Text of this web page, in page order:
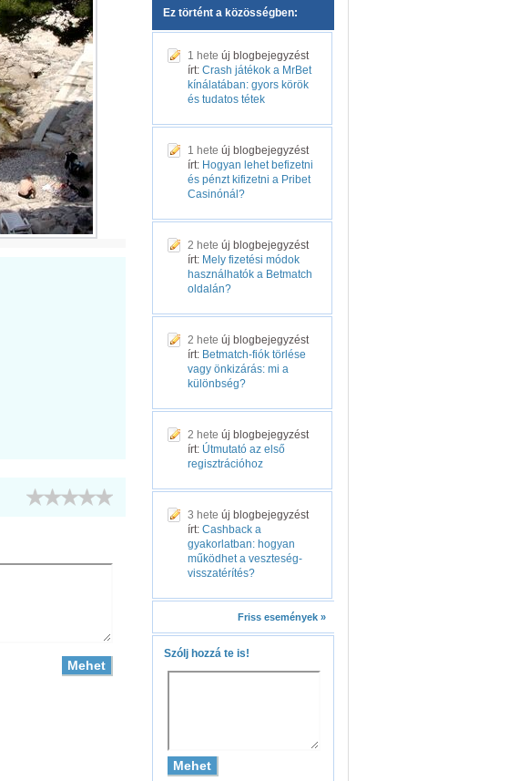
Ez történt a közösségben:
1 hete új blogbejegyzést
írt: Crash játékok a MrBet
kínálatában: gyors körök
és tudatos tétek
1 hete új blogbejegyzést
írt: Hogyan lehet befizetni
és pénzt kifizetni a Pribet
Casinónál?
2 hete új blogbejegyzést
írt: Mely fizetési módok
használhatók a Betmatch
oldalán?
2 hete új blogbejegyzést
írt: Betmatch-fiók törlése
vagy önkizárás: mi a
különbség?
2 hete új blogbejegyzést
írt: Útmutató az első
regisztrációhoz
3 hete új blogbejegyzést
írt: Cashback a
gyakorlatban: hogyan
működhet a veszteség-
visszatérítés?
Friss események »
Szólj hozzá te is!